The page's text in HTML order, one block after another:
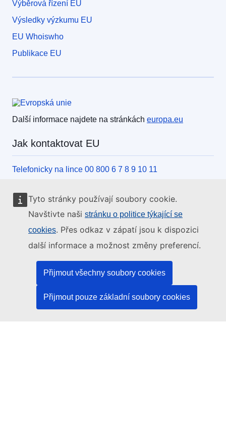
Tyto stránky používají soubory cookie.
Navštivte naši stránku o politice týkající se
cookies. Přes odkaz v zápatí jsou k dispozici
další informace a možnost změny preferencí.
Přijmout všechny soubory cookies
Přijmout pouze základní soubory cookies
Výběrová řízení EU
Výsledky výzkumu EU
EU Whoiswho
Publikace EU
Další informace najdete na stránkách europa.eu
Jak kontaktovat EU
Telefonicky na lince 00 800 6 7 8 9 10 11
Písemně, pomocí kontaktního formuláře
Osobně, v kontaktním místě EU
Sociální média
Vyhledávání informačních kanálů EU v sociálních
médiích
Orgány a instituce EU